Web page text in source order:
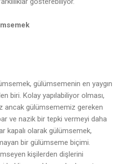
gülümsemenin en yaygın
biri. Kolay yapılabiliyor olması,
ancak gülümsememiz gereken
ve nazik bir tepki vermeyi daha
kapalı olarak gülümsemek,
bir gülümseme biçimi.
kişilerden dişlerini